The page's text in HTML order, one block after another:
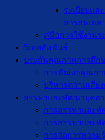
ระเบียบแล
สารสนเทศ
คู่มือการใช้งานร
วิเทศสัมพันธ์
ประกันคุณภาพการศึก
การพัฒนาคุณภา
บริหารความเสี่ย
สรรหาและพัฒนาบุคล
การสรรหาและพั
การสรรหาและ
การจัดการความรู้